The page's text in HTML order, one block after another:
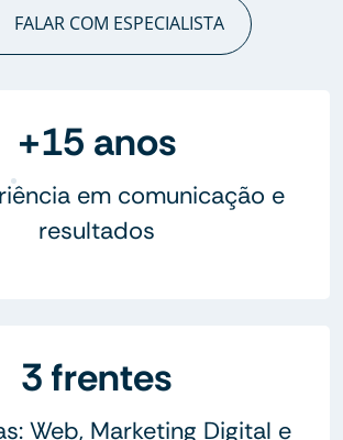
FALAR COM ESPECIALISTA
+15 anos
em comunicação e
resultados
3 frentes
Web, Marketing Digital e